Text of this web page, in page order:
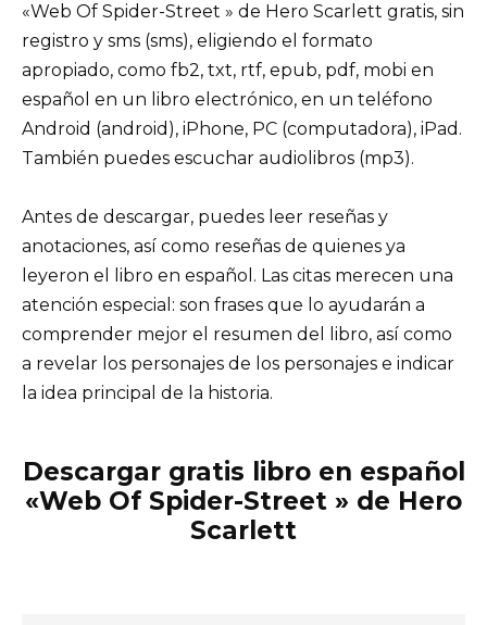
«Web Of Spider-Street » de Hero Scarlett gratis, sin
registro y sms (sms), eligiendo el formato
apropiado, como fb2, txt, rtf, epub, pdf, mobi en
español en un libro electrónico, en un teléfono
Android (android), iPhone, PC (computadora), iPad.
También puedes escuchar audiolibros (mp3).
Antes de descargar, puedes leer reseñas y
anotaciones, así como reseñas de quienes ya
leyeron el libro en español. Las citas merecen una
atención especial: son frases que lo ayudarán a
comprender mejor el resumen del libro, así como
a revelar los personajes de los personajes e indicar
la idea principal de la historia.
Descargar gratis libro en español
«Web Of Spider-Street » de Hero
Scarlett